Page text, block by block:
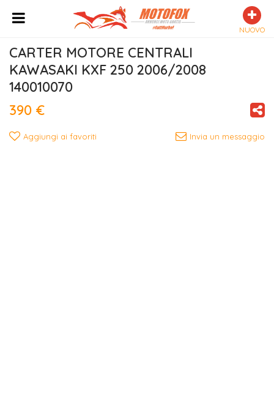
NUOVO
CARTER MOTORE CENTRALI
KAWASAKI KXF 250 2006/2008
140010070
390 €
Aggiungi ai favoriti Invia un messaggio